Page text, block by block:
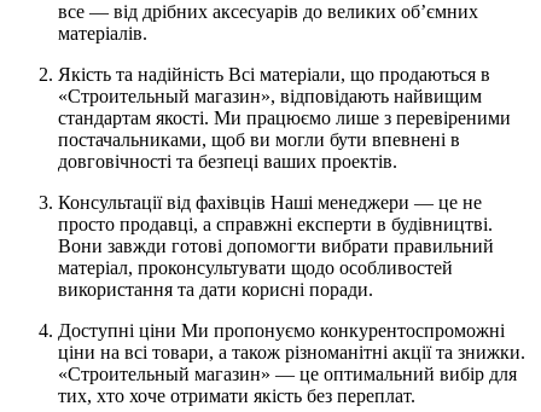
все — від дрібних аксесуарів до великих об’ємних
матеріалів.
Якість та надійність Всі матеріали, що продаються в
«Строительный магазин», відповідають найвищим
стандартам якості. Ми працюємо лише з перевіреними
постачальниками, щоб ви могли бути впевнені в
довговічності та безпеці ваших проектів.
Консультації від фахівців Наші менеджери — це не
просто продавці, а справжні експерти в будівництві.
Вони завжди готові допомогти вибрати правильний
матеріал, проконсультувати щодо особливостей
використання та дати корисні поради.
Доступні ціни Ми пропонуємо конкурентоспроможні
ціни на всі товари, а також різноманітні акції та знижки.
«Строительный магазин» — це оптимальний вибір для
тих, хто хоче отримати якість без переплат.